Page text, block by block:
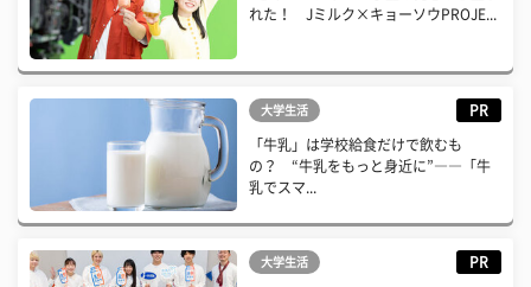
れた！ Jミルク×キョーソウPROJE...
大学生活 PR
「牛乳」は学校給食だけで飲むも
の？ “牛乳をもっと身近に”――「牛
乳でスマ...
大学生活 PR